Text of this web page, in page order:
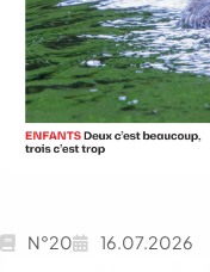
N°20 16.07.2026